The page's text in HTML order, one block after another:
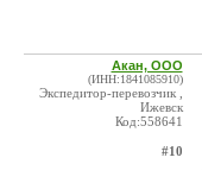
Акан, ООО
(ИНН:1841085910)
Экспедитор-перевозчик ,
Ижевск
Код:558641
#10